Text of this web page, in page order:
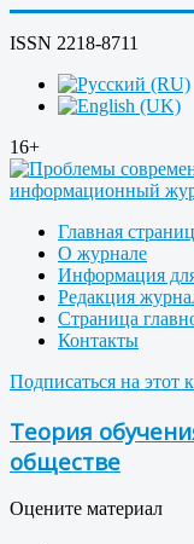
ISSN 2218-8711
16+
Главная
О журнале
Информация
Редакция
Страница
Контакты
Подписаться на этот
Теория
обществе
Оцените материал